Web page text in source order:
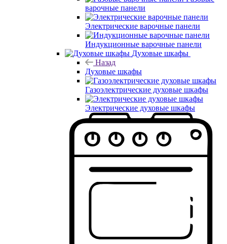
варочные панели
Электрические варочные панели
Индукционные варочные панели
Духовые шкафы
Назад
Духовые шкафы
Газоэлектрические духовые шкафы
Электрические духовые шкафы